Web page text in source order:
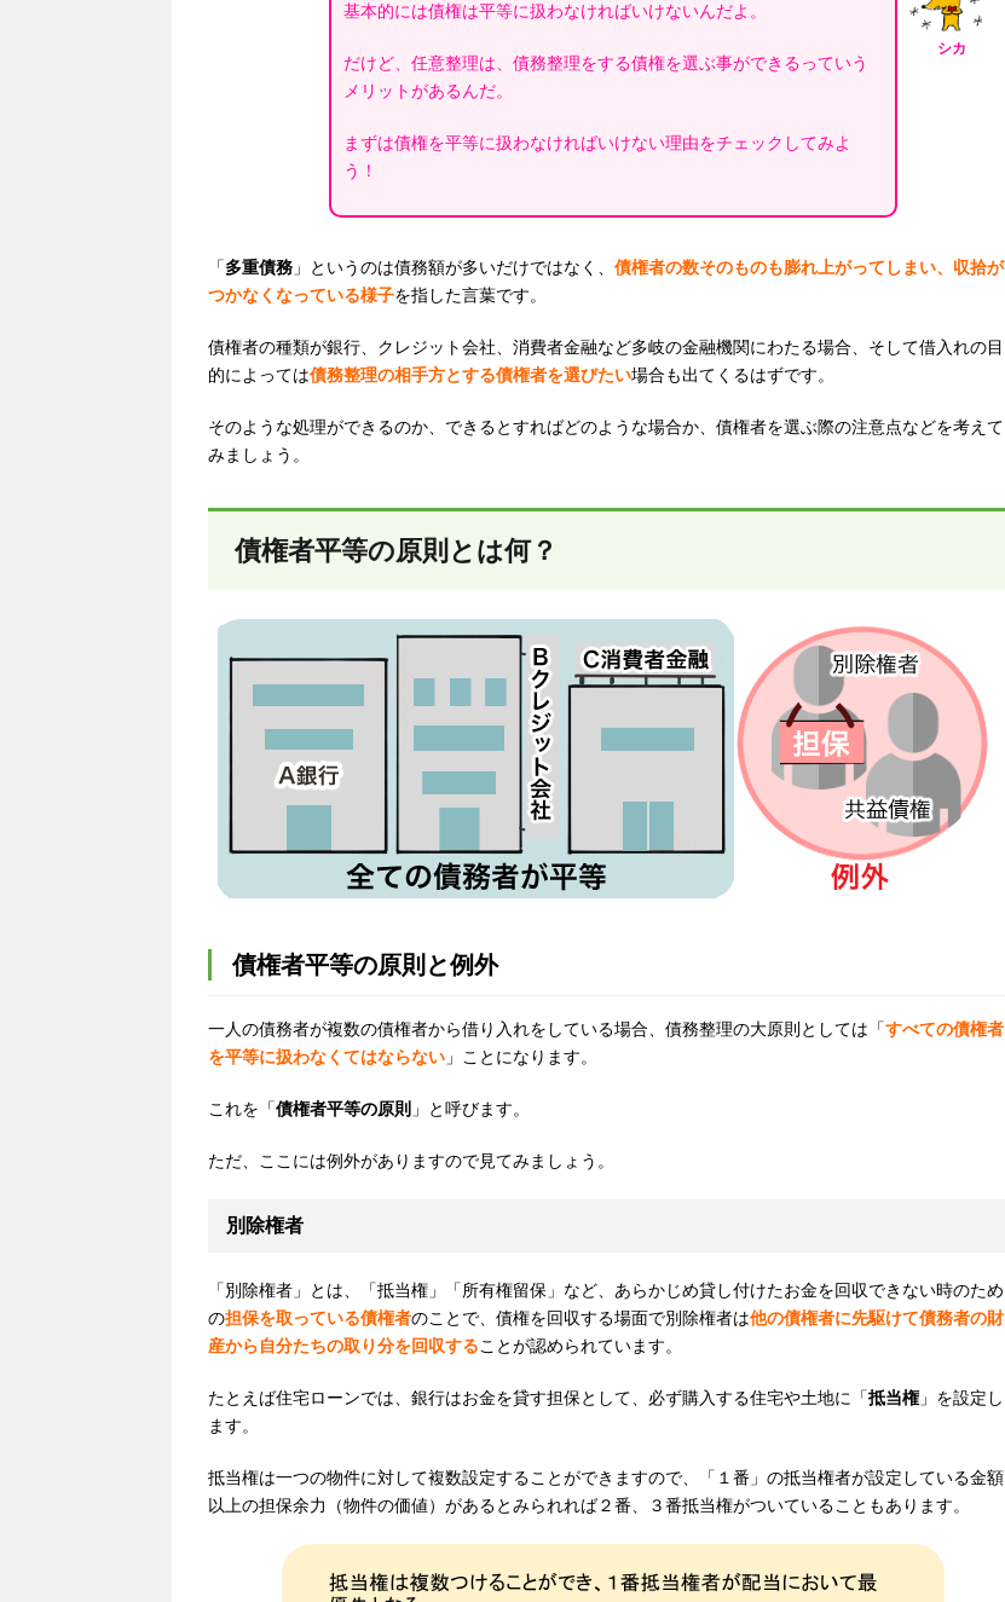
シカ
基本的には債権は平等に扱わなければいけないんだよ。
だけど、任意整理は、債務整理をする債権を選ぶ事ができるっていう
メリットがあるんだ。
まずは債権を平等に扱わなければいけない理由をチェックしてみよ
う！
「多重債務 」というのは債務額が多いだけではなく、 債権者の数そのものも膨れ上がってしまい、収拾が
つかなくなっている様子を指した言葉です。
債権者の種類が銀行、クレジット会社、消費者金融など多岐の金融機関にわたる場合、そして借入れの目
的によっては債務整理の相手方とする債権者を選びたい場合も出てくるはずです。
そのような処理ができるのか、できるとすればどのような場合か、債権者を選ぶ際の注意点などを考えて
みましょう。
債権者平等の原則とは何？
債権者平等の原則と例外
一人の債務者が複数の債権者から借り入れをしている場合、債務整理の大原則としては「すべての債権者
を平等に扱わなくてはならない 」ことになります。
これを「債権者平等の原則 」と呼びます。
ただ、ここには例外がありますので見てみましょう。
別除権者
「別除権者」とは、「抵当権」「所有権留保」など、あらかじめ貸し付けたお金を回収できない時のため
の担保を取っている債権者のことで、債権を回収する場面で別除権者は他の債権者に先駆けて債務者の財
産から自分たちの取り分を回収することが認められています。
たとえば住宅ローンでは、銀行はお金を貸す担保として、必ず購入する住宅や土地に「抵当権」を設定し
ます。
抵当権は一つの物件に対して複数設定することができますので、「１番」の抵当権者が設定している金額
以上の担保余力（物件の価値）があるとみられれば２番、３番抵当権がついていることもあります。